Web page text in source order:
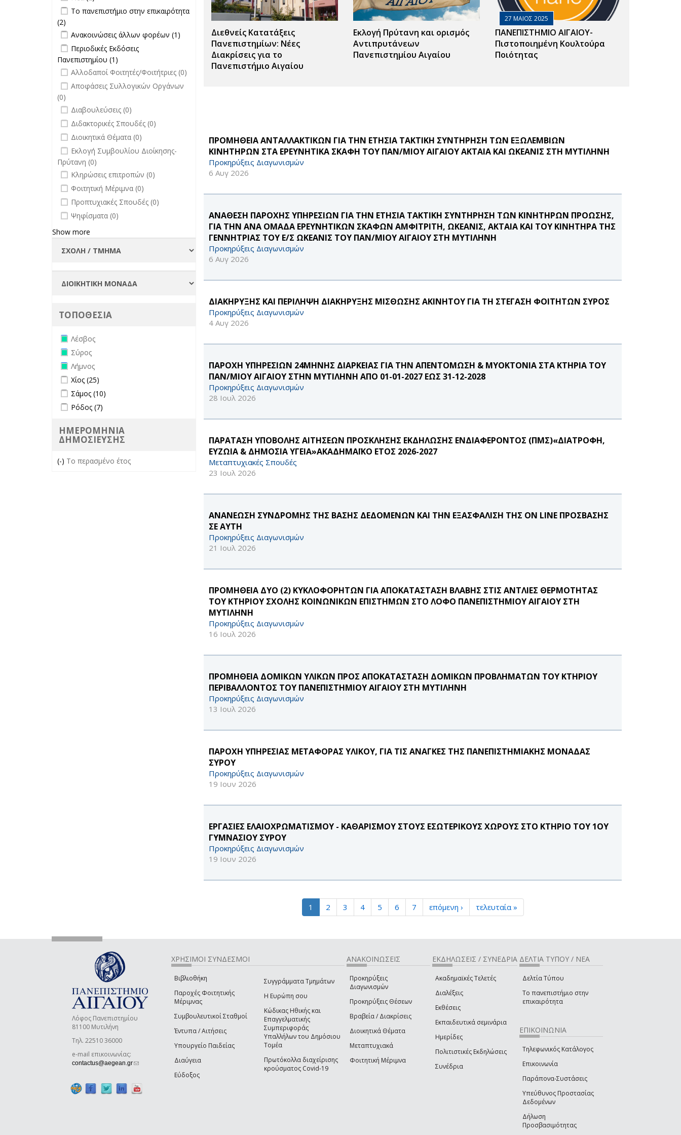
Διεθνείς Κατατάξεις
Πανεπιστημίων: Νέες
Διακρίσεις για το
Πανεπιστήμιο Αιγαίου
Εκλογή Πρύτανη και ορισμός
Αντιπρυτάνεων
Πανεπιστημίου Αιγαίου
27 ΜΑΙΟΣ 2025
ΠΑΝΕΠΙΣΤΗΜΙΟ ΑΙΓΑΙΟΥ-
Πιστοποιημένη Κουλτούρα
Ποιότητας
ΠΡΟΜΗΘΕΙΑ ΑΝΤΑΛΛΑΚΤΙΚΩΝ ΓΙΑ ΤΗΝ ΕΤΗΣΙΑ ΤΑΚΤΙΚΗ ΣΥΝΤΗΡΗΣΗ ΤΩΝ ΕΞΩΛΕΜΒΙΩΝ
ΚΙΝΗΤΗΡΩΝ ΣΤΑ ΕΡΕΥΝΗΤΙΚΑ ΣΚΑΦΗ ΤΟΥ ΠΑΝ/ΜΙΟΥ ΑΙΓΑΙΟΥ ΑΚΤΑΙΑ ΚΑΙ ΩΚΕΑΝΙΣ ΣΤΗ ΜΥΤΙΛΗΝΗ
Προκηρύξεις Διαγωνισμών
6 Αυγ 2026
ΑΝΑΘΕΣΗ ΠΑΡΟΧΗΣ ΥΠΗΡΕΣΙΩΝ ΓΙΑ ΤΗΝ ΕΤΗΣΙΑ ΤΑΚΤΙΚΗ ΣΥΝΤΗΡΗΣΗ ΤΩΝ ΚΙΝΗΤΗΡΩΝ ΠΡΟΩΣΗΣ,
ΓΙΑ ΤΗΝ ΑΝΑ ΟΜΑΔΑ ΕΡΕΥΝΗΤΙΚΩΝ ΣΚΑΦΩΝ ΑΜΦΙΤΡΙΤΗ, ΩΚΕΑΝΙΣ, ΑΚΤΑΙΑ ΚΑΙ ΤΟΥ ΚΙΝΗΤΗΡΑ ΤΗΣ
ΓΕΝΝΗΤΡΙΑΣ ΤΟΥ Ε/Σ ΩΚΕΑΝΙΣ ΤΟΥ ΠΑΝ/ΜΙΟΥ ΑΙΓΑΙΟΥ ΣΤΗ ΜΥΤΙΛΗΝΗ
Προκηρύξεις Διαγωνισμών
6 Αυγ 2026
ΔΙΑΚΗΡΥΞΗΣ ΚΑΙ ΠΕΡΙΛΗΨΗ ΔΙΑΚΗΡΥΞΗΣ ΜΙΣΘΩΣΗΣ ΑΚΙΝΗΤΟΥ ΓΙΑ ΤΗ ΣΤΕΓΑΣΗ ΦΟΙΤΗΤΩΝ ΣΥΡΟΣ
Προκηρύξεις Διαγωνισμών
4 Αυγ 2026
ΠΑΡΟΧΗ ΥΠΗΡΕΣΙΩΝ 24ΜΗΝΗΣ ΔΙΑΡΚΕΙΑΣ ΓΙΑ ΤΗΝ ΑΠΕΝΤΟΜΩΣΗ & ΜΥΟΚΤΟΝΙΑ ΣΤΑ ΚΤΗΡΙΑ ΤΟΥ
ΠΑΝ/ΜΙΟΥ ΑΙΓΑΙΟΥ ΣΤΗΝ ΜΥΤΙΛΗΝΗ ΑΠΟ 01-01-2027 ΕΩΣ 31-12-2028
Προκηρύξεις Διαγωνισμών
28 Ιουλ 2026
ΠΑΡΑΤΑΣΗ ΥΠΟΒΟΛΗΣ ΑΙΤΗΣΕΩΝ ΠΡΟΣΚΛΗΣΗΣ ΕΚΔΗΛΩΣΗΣ ΕΝΔΙΑΦΕΡΟΝΤΟΣ (ΠΜΣ)«ΔΙΑΤΡΟΦΗ,
ΕΥΖΩΙΑ & ΔΗΜΟΣΙΑ ΥΓΕΙΑ»ΑΚΑΔΗΜΑΪΚΟ ΕΤΟΣ 2026-2027
Μεταπτυχιακές Σπουδές
23 Ιουλ 2026
ΑΝΑΝΕΩΣΗ ΣΥΝΔΡΟΜΗΣ ΤΗΣ ΒΑΣΗΣ ΔΕΔΟΜΕΝΩΝ ΚΑΙ ΤΗΝ ΕΞΑΣΦΑΛΙΣΗ ΤΗΣ ON LINE ΠΡΟΣΒΑΣΗΣ
ΣΕ ΑΥΤΗ
Προκηρύξεις Διαγωνισμών
21 Ιουλ 2026
ΠΡΟΜΗΘΕΙΑ ΔΥΟ (2) ΚΥΚΛΟΦΟΡΗΤΩΝ ΓΙΑ ΑΠΟΚΑΤΑΣΤΑΣΗ ΒΛΑΒΗΣ ΣΤΙΣ ΑΝΤΛΙΕΣ ΘΕΡΜΟΤΗΤΑΣ
ΤΟΥ ΚΤΗΡΙΟΥ ΣΧΟΛΗΣ ΚΟΙΝΩΝΙΚΩΝ ΕΠΙΣΤΗΜΩΝ ΣΤΟ ΛΟΦΟ ΠΑΝΕΠΙΣΤΗΜΙΟΥ ΑΙΓΑΙΟΥ ΣΤΗ
ΜΥΤΙΛΗΝΗ
Προκηρύξεις Διαγωνισμών
16 Ιουλ 2026
ΠΡΟΜΗΘΕΙΑ ΔΟΜΙΚΩΝ ΥΛΙΚΩΝ ΠΡΟΣ ΑΠΟΚΑΤΑΣΤΑΣΗ ΔΟΜΙΚΩΝ ΠΡΟΒΛΗΜΑΤΩΝ ΤΟΥ ΚΤΗΡΙΟΥ
ΠΕΡΙΒΑΛΛΟΝΤΟΣ ΤΟΥ ΠΑΝΕΠΙΣΤΗΜΙΟΥ ΑΙΓΑΙΟΥ ΣΤΗ ΜΥΤΙΛΗΝΗ
Προκηρύξεις Διαγωνισμών
13 Ιουλ 2026
ΠΑΡΟΧΗ ΥΠΗΡΕΣΙΑΣ ΜΕΤΑΦΟΡΑΣ ΥΛΙΚΟΥ, ΓΙΑ ΤΙΣ ΑΝΑΓΚΕΣ ΤΗΣ ΠΑΝΕΠΙΣΤΗΜΙΑΚΗΣ ΜΟΝΑΔΑΣ
ΣΥΡΟΥ
Προκηρύξεις Διαγωνισμών
19 Ιουν 2026
ΕΡΓΑΣΙΕΣ ΕΛΑΙΟΧΡΩΜΑΤΙΣΜΟΥ - ΚΑΘΑΡΙΣΜΟΥ ΣΤΟΥΣ ΕΣΩΤΕΡΙΚΟΥΣ ΧΩΡΟΥΣ ΣΤΟ ΚΤΗΡΙΟ ΤΟΥ 1ΟΥ
ΓΥΜΝΑΣΙΟΥ ΣΥΡΟΥ
Προκηρύξεις Διαγωνισμών
19 Ιουν 2026
1 2 3 4 5 6 7 επόμενη › τελευταία »
Apply Το πανεπιστήμιο στην
επικαιρότητα filter
Το πανεπιστήμιο στην επικαιρότητα
(2)
επικαιρότητα filter
Apply Ανακοινώσεις άλλων φορέων
filter
Ανακοινώσεις άλλων φορέων (1)
Ανακοινώσεις
φορέων filter
Apply Περιοδικές Εκδόσεις
Πανεπιστημίου filter
Περιοδικές Εκδόσεις
Πανεπιστημίου (1)
Εκδόσεις
Πανεπιστημίου filter
undefined
Αλλοδαποί Φοιτητές/Φοιτήτριες (0)
undefined
Αποφάσεις Συλλογικών Οργάνων
(0)
undefined
Διαβουλεύσεις (0)
undefined
Διδακτορικές Σπουδές (0)
undefined
Διοικητικά Θέματα (0)
undefined
Εκλογή Συμβουλίου Διοίκησης-
Πρύτανη (0)
undefined
Κληρώσεις επιτροπών (0)
undefined
Φοιτητική Μέριμνα (0)
undefined
Προπτυχιακές Σπουδές (0)
undefined
Ψηφίσματα (0)
Show more
ΤΟΠΟΘΕΣΙΑ
Remove Λέσβος filter
Λέσβος
Remove Σύρος filter
Σύρος
Remove Λήμνος filter
Λήμνος
Apply Χίος filter
Χίος (25)
Apply Σάμος filter
Σάμος (10)
Apply Ρόδος filter
Ρόδος (7)
ΗΜΕΡΟΜΗΝΙΑ
ΔΗΜΟΣΙΕΥΣΗΣ
(-) Remove Το περασμένο έτος filter
Το περασμένο έτος
Λόφος Πανεπιστημίου
81100 Μυτιλήνη
Τηλ. 22510 36000
e-mail επικοινωνίας:
contactus@aegean.gr(link sends e-mail)
ΧΡΗΣΙΜΟΙ ΣΥΝΔΕΣΜΟΙ
Βιβλιοθήκη
Παροχές Φοιτητικής
Μέριμνας
Συμβουλευτικοί Σταθμοί
Έντυπα / Αιτήσεις
Υπουργείο Παιδείας
Διαύγεια
Εύδοξος
Συγγράμματα Τμημάτων
Η Ευρώπη σου
Κώδικας Ηθικής και
Επαγγελματικής
Συμπεριφοράς
Υπαλλήλων του Δημόσιου
Τομέα
Πρωτόκολλα διαχείρισης
κρούσματος Covid-19
ΑΝΑΚΟΙΝΩΣΕΙΣ
Προκηρύξεις
Διαγωνισμών
Προκηρύξεις Θέσεων
Βραβεία / Διακρίσεις
Διοικητικά Θέματα
Μεταπτυχιακά
Φοιτητική Μέριμνα
ΕΚΔΗΛΩΣΕΙΣ / ΣΥΝΕΔΡΙΑ
Ακαδημαϊκές Τελετές
Διαλέξεις
Εκθέσεις
Εκπαιδευτικά σεμινάρια
Ημερίδες
Πολιτιστικές Εκδηλώσεις
Συνέδρια
ΔΕΛΤΙΑ ΤΥΠΟΥ / ΝΕΑ
Δελτία Τύπου
Το πανεπιστήμιο στην
επικαιρότητα
ΕΠΙΚΟΙΝΩΝΙΑ
Τηλεφωνικός Κατάλογος
Επικοινωνία
Παράπονα-Συστάσεις
Υπεύθυνος Προστασίας
Δεδομένων
Δήλωση
Προσβασιμότητας